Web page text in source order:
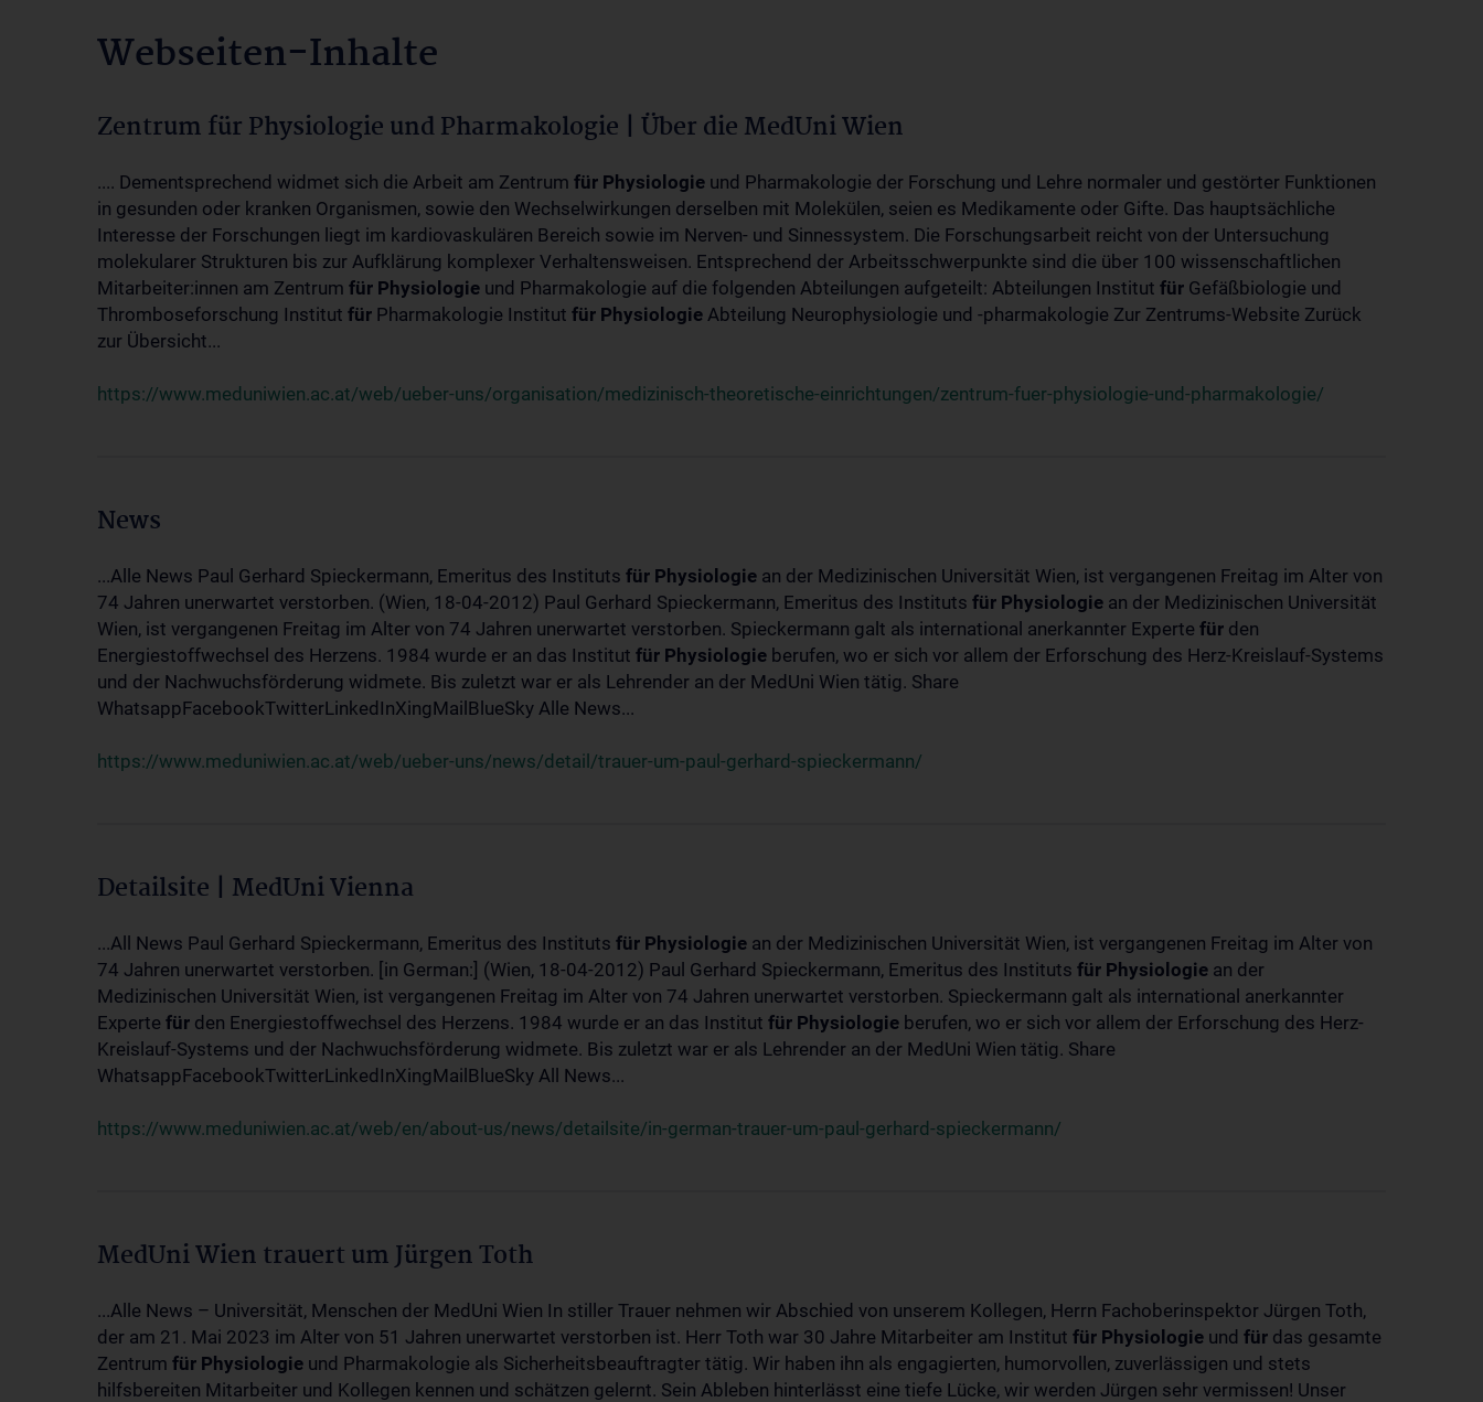
Webseiten-Inhalte
Zentrum für Physiologie und Pharmakologie | Über die MedUni Wien
.... Dementsprechend widmet sich die Arbeit am Zentrum für Physiologie und Pharmakologie der Forschung und Lehre normaler und gestörter Funktionen
in gesunden oder kranken Organismen, sowie den Wechselwirkungen derselben mit Molekülen, seien es Medikamente oder Gifte. Das hauptsächliche
Interesse der Forschungen liegt im kardiovaskulären Bereich sowie im Nerven- und Sinnessystem. Die Forschungsarbeit reicht von der Untersuchung
molekularer Strukturen bis zur Aufklärung komplexer Verhaltensweisen. Entsprechend der Arbeitsschwerpunkte sind die über 100 wissenschaftlichen
Mitarbeiter:innen am Zentrum für Physiologie und Pharmakologie auf die folgenden Abteilungen aufgeteilt: Abteilungen Institut für Gefäßbiologie und
Thromboseforschung Institut für Pharmakologie Institut für Physiologie Abteilung Neurophysiologie und -pharmakologie Zur Zentrums-Website Zurück
zur Übersicht...
https://www.meduniwien.ac.at/web/ueber-uns/organisation/medizinisch-theoretische-einrichtungen/zentrum-fuer-physiologie-und-pharmakologie/
News
...Alle News Paul Gerhard Spieckermann, Emeritus des Instituts für Physiologie an der Medizinischen Universität Wien, ist vergangenen Freitag im Alter von
74 Jahren unerwartet verstorben. (Wien, 18-04-2012) Paul Gerhard Spieckermann, Emeritus des Instituts für Physiologie an der Medizinischen Universität
Wien, ist vergangenen Freitag im Alter von 74 Jahren unerwartet verstorben. Spieckermann galt als international anerkannter Experte für den
Energiestoffwechsel des Herzens. 1984 wurde er an das Institut für Physiologie berufen, wo er sich vor allem der Erforschung des Herz-Kreislauf-Systems
und der Nachwuchsförderung widmete. Bis zuletzt war er als Lehrender an der MedUni Wien tätig. Share
WhatsappFacebookTwitterLinkedInXingMailBlueSky Alle News...
https://www.meduniwien.ac.at/web/ueber-uns/news/detail/trauer-um-paul-gerhard-spieckermann/
Detailsite | MedUni Vienna
...All News Paul Gerhard Spieckermann, Emeritus des Instituts für Physiologie an der Medizinischen Universität Wien, ist vergangenen Freitag im Alter von
74 Jahren unerwartet verstorben. [in German:] (Wien, 18-04-2012) Paul Gerhard Spieckermann, Emeritus des Instituts für Physiologie an der
Medizinischen Universität Wien, ist vergangenen Freitag im Alter von 74 Jahren unerwartet verstorben. Spieckermann galt als international anerkannter
Experte für den Energiestoffwechsel des Herzens. 1984 wurde er an das Institut für Physiologie berufen, wo er sich vor allem der Erforschung des Herz-
Kreislauf-Systems und der Nachwuchsförderung widmete. Bis zuletzt war er als Lehrender an der MedUni Wien tätig. Share
WhatsappFacebookTwitterLinkedInXingMailBlueSky All News...
https://www.meduniwien.ac.at/web/en/about-us/news/detailsite/in-german-trauer-um-paul-gerhard-spieckermann/
MedUni Wien trauert um Jürgen Toth
...Alle News – Universität, Menschen der MedUni Wien In stiller Trauer nehmen wir Abschied von unserem Kollegen, Herrn Fachoberinspektor Jürgen Toth,
der am 21. Mai 2023 im Alter von 51 Jahren unerwartet verstorben ist. Herr Toth war 30 Jahre Mitarbeiter am Institut für Physiologie und für das gesamte
Zentrum für Physiologie und Pharmakologie als Sicherheitsbeauftragter tätig. Wir haben ihn als engagierten, humorvollen, zuverlässigen und stets
hilfsbereiten Mitarbeiter und Kollegen kennen und schätzen gelernt. Sein Ableben hinterlässt eine tiefe Lücke, wir werden Jürgen sehr vermissen! Unser